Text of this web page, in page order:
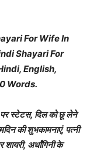
For Wife In
Shayari For
English,
Words.
पर स्टेटस, दिल को छू लेने
की शुभकामनाएं, पत्नी
अर्धांगिनी के